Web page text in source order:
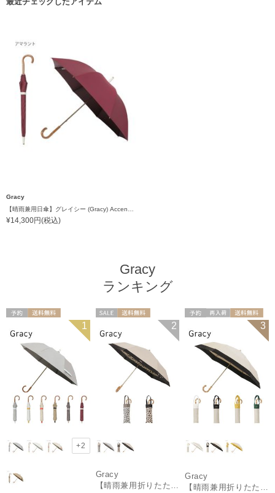
Gracy
¥14,300円(税込)
Gracy
ランキング
WOMEN
1
+2
ギフト向け
2
Gracy
【晴雨兼用折りたたみ日傘】グレイシー (Gracy) Leopard Back Print 一級遮光99.99% 遮熱 UV99％ 簡単開閉
送料無料
ギフト向け
3
Gracy